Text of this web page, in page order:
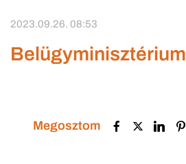
2023.09.26. 08:53
Belügyminisztérium
Megosztom